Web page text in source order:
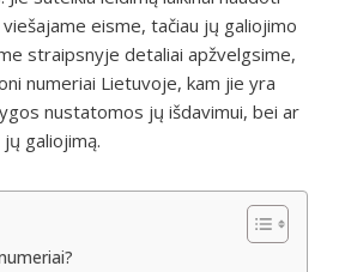
eisme, tačiau jų galiojimo
straipsnyje detaliai apžvelgsime,
numeriai Lietuvoje, kam jie yra
nustatomos jų išdavimui, bei ar
galiojimą.